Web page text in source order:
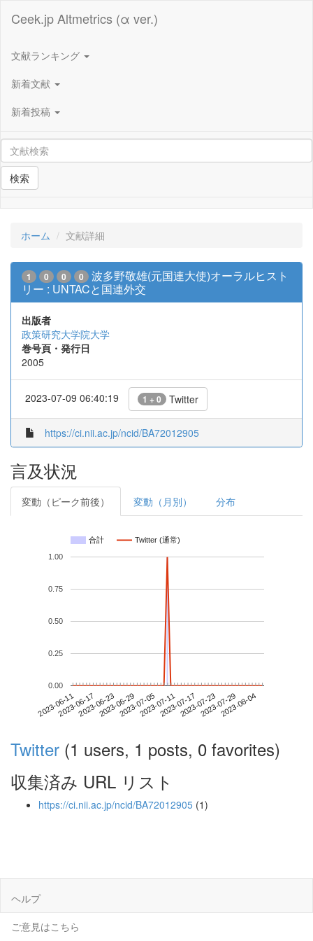
Ceek.jp Altmetrics (α ver.)
文献ランキング
新着文献
新着投稿
検索
ホーム 文献詳細
1 0 0 0
波多野敬雄(元国連大使)オーラルヒスト
リー : UNTACと国連外交
出版者
政策研究大学院大学
巻号頁・発行日
2005
2023-07-09 06:40:19 1 + 0 Twitter
https://ci.nii.ac.jp/ncid/BA72012905
言及状況
変動（ピーク前後） 変動（月別） 分布
合計 Twitter (通常)
2023-06-112023-06-172023-06-232023-06-292023-07-052023-07-112023-07-172023-07-232023-07-292023-08-04
0.00
0.25
0.50
0.75
1.00
Twitter (1 users, 1 posts, 0 favorites)
収集済み URL リスト
https://ci.nii.ac.jp/ncid/BA72012905 (1)
ヘルプ
ご意見はこちら